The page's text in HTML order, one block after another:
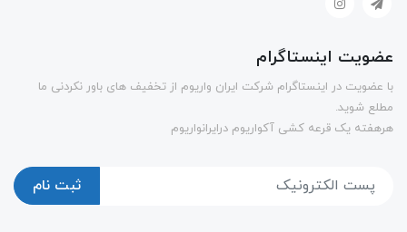
عضویت اینستاگرام
با عضویت در اینستاگرام شرکت ایران واریوم از تخفیف های باور نکردنی ما
مطلع شوید.
هرهفته یک قرعه کشی آکواریوم درایرانواریوم
ثبت نام